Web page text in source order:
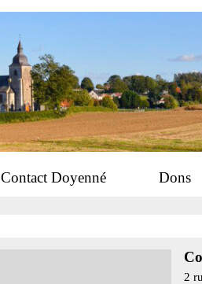
Contact Doyenné Dons
2